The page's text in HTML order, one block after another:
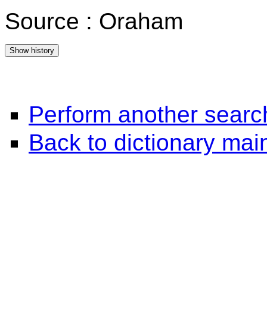
Source : Oraham
Perform another
Back to dictionary